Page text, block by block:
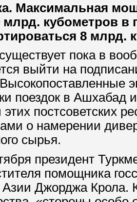
Максимальная
млрд. кубометров в
8 млрд.
существует пока в
выйти на
поездок в Ашхабад
этих постсоветских
о намерении
сырья.
президент
помощника
Джорджа Крола.